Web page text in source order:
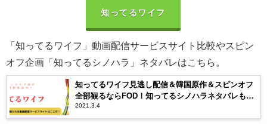
知ってるワイフ
「知ってるワイフ」動画配信サービスサイト比較やスピン
オフ企画「知ってるシノハラ」ネタバレはこちら。
知ってるワイフ見逃し配信＆韓国原作＆スピンオフ
全部観るならFOD！知ってるシノハラネタバレもあ
るよ。
2021.3.4